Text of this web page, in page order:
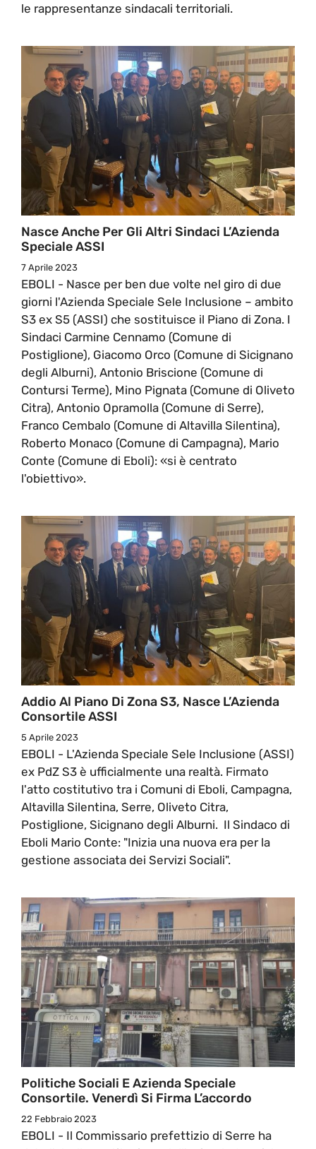
le rappresentanze sindacali territoriali.
Nasce Anche Per Gli Altri Sindaci L’Azienda
Speciale ASSI
7 Aprile 2023
EBOLI - Nasce per ben due volte nel giro di due
giorni l'Azienda Speciale Sele Inclusione – ambito
S3 ex S5 (ASSI) che sostituisce il Piano di Zona. I
Sindaci Carmine Cennamo (Comune di
Postiglione), Giacomo Orco (Comune di Sicignano
degli Alburni), Antonio Briscione (Comune di
Contursi Terme), Mino Pignata (Comune di Oliveto
Citra), Antonio Opramolla (Comune di Serre),
Franco Cembalo (Comune di Altavilla Silentina),
Roberto Monaco (Comune di Campagna), Mario
Conte (Comune di Eboli): «si è centrato
l'obiettivo».
Addio Al Piano Di Zona S3, Nasce L’Azienda
Consortile ASSI
5 Aprile 2023
EBOLI - L'Azienda Speciale Sele Inclusione (ASSI)
ex PdZ S3 è ufficialmente una realtà. Firmato
l'atto costitutivo tra i Comuni di Eboli, Campagna,
Altavilla Silentina, Serre, Oliveto Citra,
Postiglione, Sicignano degli Alburni. Il Sindaco di
Eboli Mario Conte: "Inizia una nuova era per la
gestione associata dei Servizi Sociali".
Politiche Sociali E Azienda Speciale
Consortile. Venerdì Si Firma L’accordo
22 Febbraio 2023
EBOLI - Il Commissario prefettizio di Serre ha